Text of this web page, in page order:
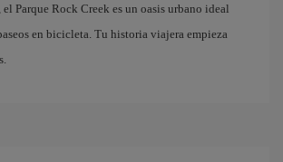
el Parque Rock Creek es un oasis urbano ideal
en bicicleta. Tu historia viajera empieza